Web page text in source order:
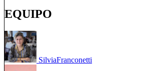
EQUIPO
SilviaFranconetti